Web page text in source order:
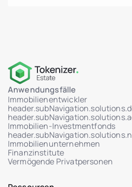
Anwendungsfälle
Immobilienentwickler
Immobilien-Investmentfonds
Immobilienunternehmen
Finanzinstitute
Vermögende Privatpersonen